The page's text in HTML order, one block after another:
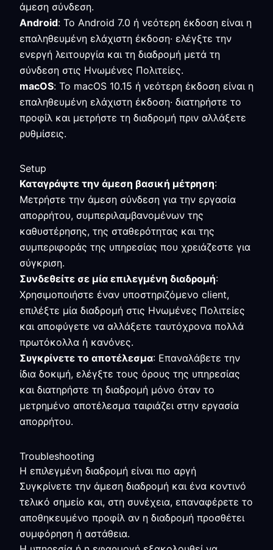
άμεση σύνδεση.
Android: Το Android 7.0 ή νεότερη έκδοση είναι η
επαληθευμένη ελάχιστη έκδοση· ελέγξτε την
ενεργή λειτουργία και τη διαδρομή μετά τη
σύνδεση στις Ηνωμένες Πολιτείες.
macOS: Το macOS 10.15 ή νεότερη έκδοση είναι η
επαληθευμένη ελάχιστη έκδοση· διατηρήστε το
προφίλ και μετρήστε τη διαδρομή πριν αλλάξετε
ρυθμίσεις.
Setup
Καταγράψτε την άμεση βασική μέτρηση:
Μετρήστε την άμεση σύνδεση για την εργασία
απορρήτου, συμπεριλαμβανομένων της
καθυστέρησης, της σταθερότητας και της
συμπεριφοράς της υπηρεσίας που χρειάζεστε για
σύγκριση.
Συνδεθείτε σε μία επιλεγμένη διαδρομή:
Χρησιμοποιήστε έναν υποστηριζόμενο client,
επιλέξτε μία διαδρομή στις Ηνωμένες Πολιτείες
και αποφύγετε να αλλάξετε ταυτόχρονα πολλά
πρωτόκολλα ή κανόνες.
Συγκρίνετε το αποτέλεσμα: Επαναλάβετε την
ίδια δοκιμή, ελέγξτε τους όρους της υπηρεσίας
και διατηρήστε τη διαδρομή μόνο όταν το
μετρημένο αποτέλεσμα ταιριάζει στην εργασία
απορρήτου.
Troubleshooting
Η επιλεγμένη διαδρομή είναι πιο αργή
Συγκρίνετε την άμεση διαδρομή και ένα κοντινό
τελικό σημείο και, στη συνέχεια, επαναφέρετε το
αποθηκευμένο προφίλ αν η διαδρομή προσθέτει
συμφόρηση ή αστάθεια.